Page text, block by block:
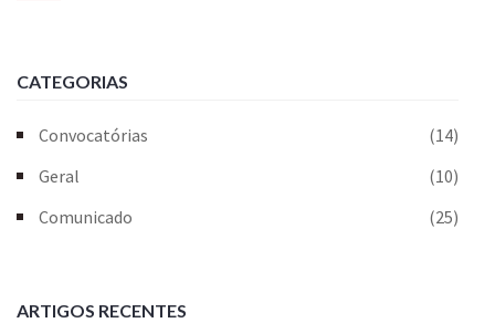
CATEGORIAS
Convocatórias
(14)
Geral
(10)
Comunicado
(25)
ARTIGOS RECENTES